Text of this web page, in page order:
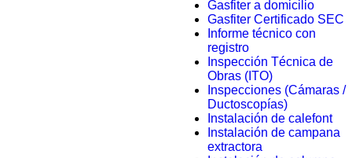
Gasfiter a domicilio
Gasfiter Certificado SEC
Informe técnico con
registro
Inspección Técnica de
Obras (ITO)
Inspecciones (Cámaras /
Ductoscopías)
Instalación de calefont
Instalación de campana
extractora